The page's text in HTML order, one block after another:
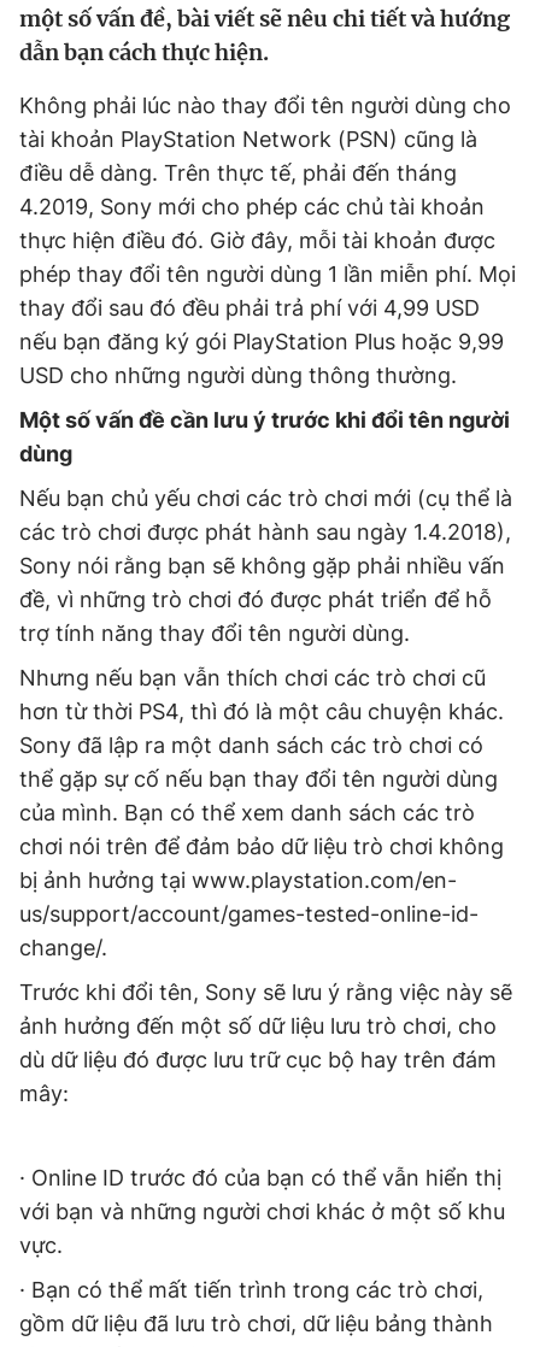
Video Magazine
Sản phẩm khác
Tiện ích Bạn cần biết
Thông tin tòa soạn Liên hệ quảng cáo
Đọc Thanh Niên trên điện thoại
Theo dõi báo trên
Hotline
0906 645 777
Liên hệ quảng cáo
Quảng cáo Tòa soạn Chính sách bảo
Tổng biên tập: Nguyễn Ngọc Toàn
Phó tổng biên tập thường trực: Hải Thành
Phó tổng biên tập: Lâm Hiếu Dũng
Phó tổng biên tập: Trần Việt Hưng
Tổng thư ký tòa soạn: Đức Trung
Giấy phép xuất bản số 110/GP - BTTTT cấp ngày 24.3.2020
© 2003-2026 Bản quyền thuộc về Báo Thanh Niên. Cấm sao
chép dưới mọi hình thức nếu không có sự chấp thuận bằng văn
bản. Phát triển bởi ePi Technologies, JSC.
một số vấn đề, bài viết sẽ nêu chi tiết và hướng
dẫn bạn cách thực hiện.
Không phải lúc nào thay đổi tên người dùng cho
tài khoản PlayStation Network (PSN) cũng là
điều dễ dàng. Trên thực tế, phải đến tháng
4.2019, Sony mới cho phép các chủ tài khoản
thực hiện điều đó. Giờ đây, mỗi tài khoản được
phép thay đổi tên người dùng 1 lần miễn phí. Mọi
thay đổi sau đó đều phải trả phí với 4,99 USD
nếu bạn đăng ký gói PlayStation Plus hoặc 9,99
USD cho những người dùng thông thường.
Một số vấn đề cần lưu ý trước khi đổi tên người
dùng
Nếu bạn chủ yếu chơi các trò chơi mới (cụ thể là
các trò chơi được phát hành sau ngày 1.4.2018),
Sony nói rằng bạn sẽ không gặp phải nhiều vấn
đề, vì những trò chơi đó được phát triển để hỗ
trợ tính năng thay đổi tên người dùng.
Nhưng nếu bạn vẫn thích chơi các trò chơi cũ
hơn từ thời PS4, thì đó là một câu chuyện khác.
Sony đã lập ra một danh sách các trò chơi có
thể gặp sự cố nếu bạn thay đổi tên người dùng
của mình. Bạn có thể xem danh sách các trò
chơi nói trên để đảm bảo dữ liệu trò chơi không
bị ảnh hưởng tại www.playstation.com/en-
us/support/account/games-tested-online-id-
change/.
Trước khi đổi tên, Sony sẽ lưu ý rằng việc này sẽ
ảnh hưởng đến một số dữ liệu lưu trò chơi, cho
dù dữ liệu đó được lưu trữ cục bộ hay trên đám
mây:
· Online ID trước đó của bạn có thể vẫn hiển thị
với bạn và những người chơi khác ở một số khu
vực.
· Bạn có thể mất tiến trình trong các trò chơi,
gồm dữ liệu đã lưu trò chơi, dữ liệu bảng thành